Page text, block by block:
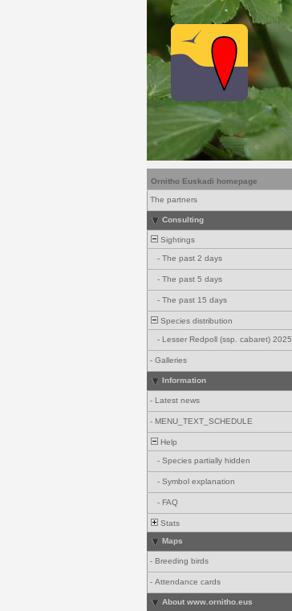
Ornitho Euskadi homepage
The partners
Consulting
Sightings
- The past 2 days
- The past 5 days
- The past 15 days
Species distribution
- Lesser Redpoll (ssp. cabaret) 2025
- Galleries
Information
- Latest news
- MENU_TEXT_SCHEDULE
Help
- Species partially hidden
- Symbol explanation
- FAQ
Stats
Maps
- Breeding birds
- Attendance cards
About www.ornitho.eus